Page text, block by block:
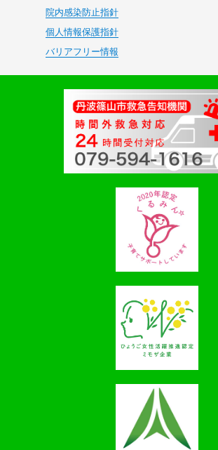
院内感染防止指針
個人情報保護指針
バリアフリー情報